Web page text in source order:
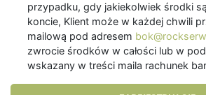
przypadku, gdy jakiekolwiek środki
koncie, Klient może w każdej chwili
mailową pod adresem
zwrocie środków w całości lub w
wskazany w treści maila rachunek